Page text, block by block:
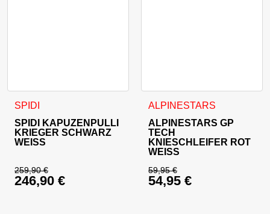
SPIDI
SPIDI KAPUZENPULLI
KRIEGER SCHWARZ
WEISS
259,90€
Ursprünglicher Preis war: 259,90 €
246,90 €
Dieses Produkt weist mehrere Varianten auf. Die Optionen
ALPINESTARS
ALPINESTARS GP
TECH
KNIESCHLEIFER ROT
WEISS
59,95€
Ursprünglicher
54,95 €